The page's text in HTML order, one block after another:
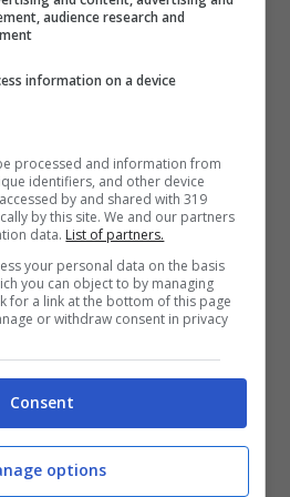
di
cambio di rotta della
pensare di acquistare un
importante per il futuro e
direttaThiago Motta
molto pesanti come
.
laJuveha sceltoRenato
che hanno completato il
l’infortunio di Cabal
audience research and
information on a device
processed and information from
identifiers, and other device
by and shared with 319
by this site. We and our partners
data. List of partners.
your personal data on the basis
you can object to by managing
for a link at the bottom of this page
or withdraw consent in privacy
Consent
options